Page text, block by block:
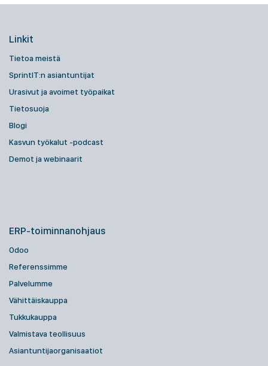
Linkit
Tietoa meistä
SprintIT:n asiantuntijat
Urasivut ja avoimet työpaikat
Tietosuoja
Blogi
Kasvun työkalut -podcast
Demot ja webinaarit
ERP-toiminnanohjaus
Odoo
Referenssimme
Palvelumme
Vähittäiskauppa
Tukkukauppa
Valmistava teollisuus
Asiantuntijaorganisaatiot